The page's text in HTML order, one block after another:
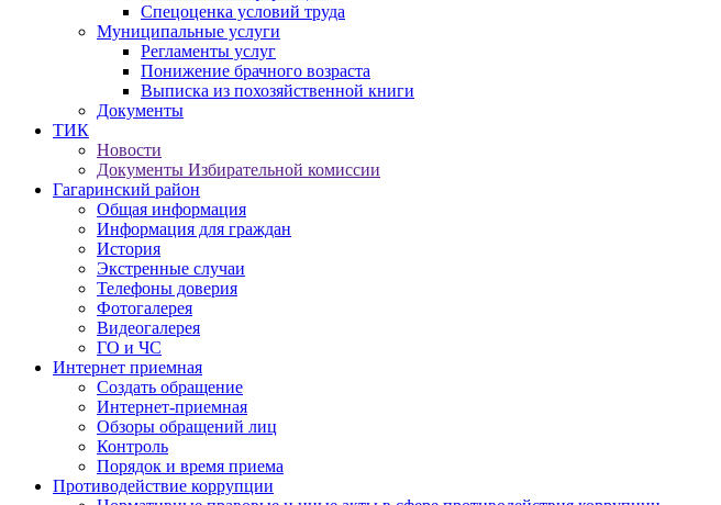
Спецоценка условий труда
Муниципальные услуги
Регламенты услуг
Понижение брачного возраста
Выписка из похозяйственной книги
Документы
ТИК
Новости
Документы Избирательной комиссии
Гагаринский район
Общая информация
Информация для граждан
История
Экстренные случаи
Телефоны доверия
Фотогалерея
Видеогалерея
ГО и ЧС
Интернет приемная
Создать обращение
Интернет-приемная
Обзоры обращений лиц
Контроль
Порядок и время приема
Противодействие коррупции